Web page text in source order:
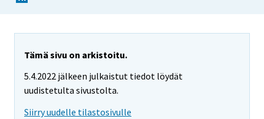
Tämä sivu on arkistoitu.
5.4.2022 jälkeen julkaistut tiedot löydät
uudistetulta sivustolta.
Siirry uudelle tilastosivulle